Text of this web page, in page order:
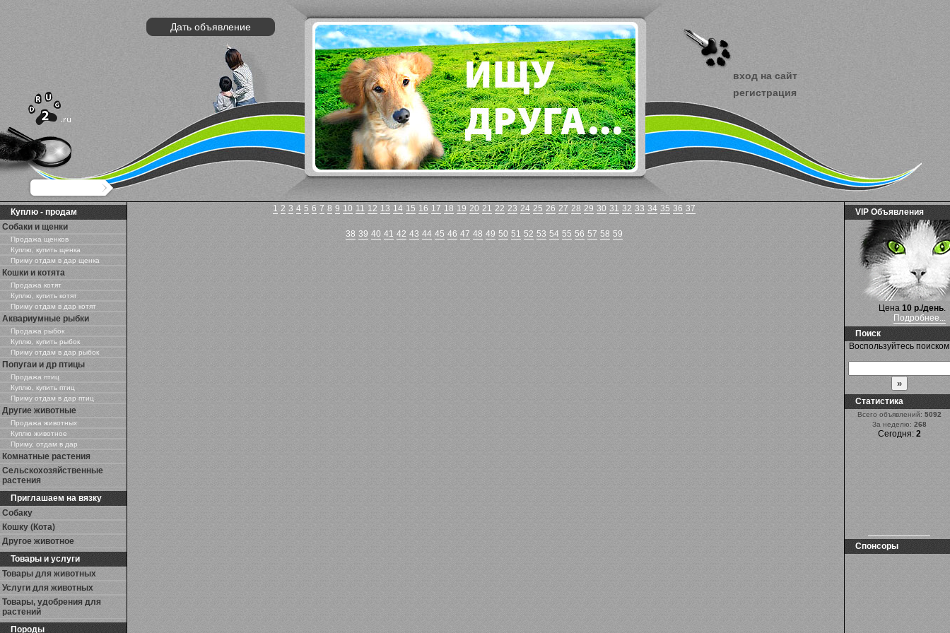
Дать объявление
вход на сайт
регистрация
1 2 3 4 5 6 7 8 9 10 11 12 13 14 15 16 17 18 19 20 21 22 23 24 25 26 27 28 29 30 31 32 33 34 35 36 37
38 39 40 41 42 43 44 45 46 47 48 49 50 51 52 53 54 55 56 57 58 59
Куплю - продам
Собаки и щенки
Продажа щенков
Куплю, купить щенка
Приму отдам в дар щенка
Кошки и котята
Продажа котят
Куплю, купить котят
Приму отдам в дар котят
Аквариумные рыбки
Продажа рыбок
Куплю, купить рыбок
Приму отдам в дар рыбок
Попугаи и др птицы
Продажа птиц
Куплю, купить птиц
Приму отдам в дар птиц
Другие животные
Продажа животных
Куплю животное
Приму, отдам в дар
Комнатные растения
Сельскохозяйственные
растения
Приглашаем на вязку
Собаку
Кошку (Кота)
Другое животное
Товары и услуги
Товары для животных
Услуги для животных
Товары, удобрения для
растений
Породы
VIP Объявления
Цена 10 р./день.
Подробнее...
Поиск
Воспользуйтесь поиском
Статистика
Всего объявлений: 5092
За неделю: 268
Сегодня: 2
Спонсоры